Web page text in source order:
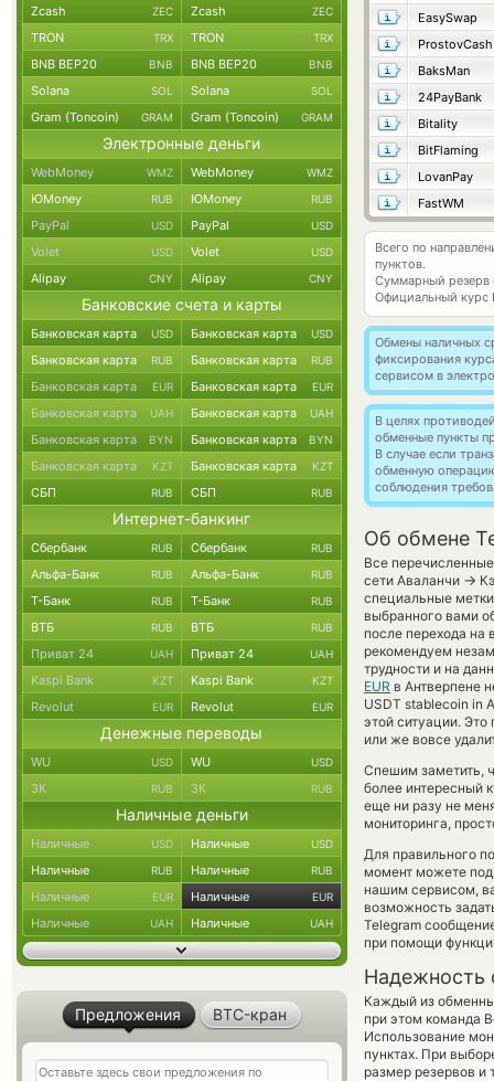
EasySwap
ProstovCash
BaksMan
24PayBank
Bitality
BitFlaming
LovanPay
FastWM
Всего по
пунктов.
Суммарный резерв
Официальный курс
Обмены наличных
фиксирования
сервисом в
В целях
обменные пункты
В случае если
обменную
соблюдения
Об обмене
Все
сети Аваланчи →
специальные
выбранного вами
после перехода на
рекомендуем
трудности и на
EUR в Антверпене
USDT stablecoin in
этой ситуации.
или же вовсе
Спешим заметить,
более интересный
еще ни разу не
мониторинга,
Для правильного
момент можете
нашим сервисом,
возможность
Telegram
при помощи
Надежность
Каждый из
при этом команда
Использование
пунктах. При
размер резервов и
Zcash ZEC Zcash ZEC
TRON TRX TRON TRX
BNB BEP20 BNB BNB BEP20 BNB
Solana SOL Solana SOL
Gram (Toncoin) GRAM Gram (Toncoin) GRAM
Электронные деньги
WebMoney WMZ WebMoney WMZ
ЮMoney RUB ЮMoney RUB
PayPal USD PayPal USD
Volet USD Volet USD
Alipay CNY Alipay CNY
Банковские счета и карты
Банковская карта USD Банковская карта USD
Банковская карта RUB Банковская карта RUB
Банковская карта EUR Банковская карта EUR
Банковская карта UAH Банковская карта UAH
Банковская карта BYN Банковская карта BYN
Банковская карта KZT Банковская карта KZT
СБП RUB СБП RUB
Интернет-банкинг
Сбербанк RUB Сбербанк RUB
Альфа-Банк RUB Альфа-Банк RUB
Т-Банк RUB Т-Банк RUB
ВТБ RUB ВТБ RUB
Приват 24 UAH Приват 24 UAH
Kaspi Bank KZT Kaspi Bank KZT
Revolut EUR Revolut EUR
Денежные переводы
WU USD WU USD
ЗК RUB ЗК RUB
Наличные деньги
Наличные USD Наличные USD
Наличные RUB Наличные RUB
Наличные EUR Наличные EUR
Наличные UAH Наличные UAH
Предложения BTC-кран